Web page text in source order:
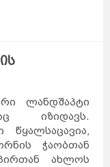
ლანდშაპტი
იზიდავს.
ჭაობთან
ახლოს